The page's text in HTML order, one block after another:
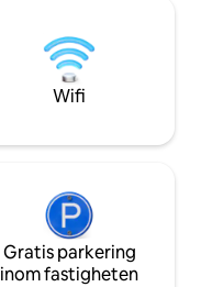
kaffebryggare •
• Fri parkering • 7 minuter från Apia &
Faleata Sports
Wifi
Gratis parkering
inom fastigheten